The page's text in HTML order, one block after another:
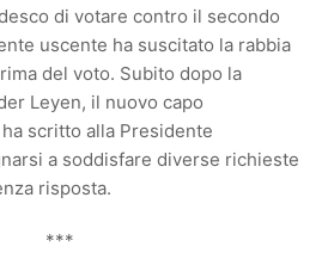
di votare contro il secondo
uscente ha suscitato la rabbia
del voto. Subito dopo la
Leyen, il nuovo capo
scritto alla Presidente
a soddisfare diverse richieste
risposta.
***